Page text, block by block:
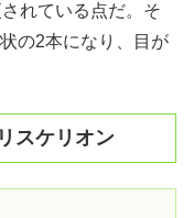
れている点だ。そ
の2本になり、目が
スケリオン